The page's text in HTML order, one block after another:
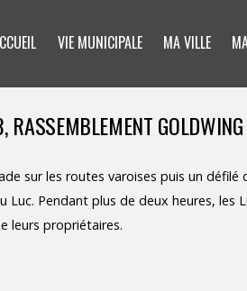
VIE MUNICIPALE MA VILLE
GOLDWING
sur les routes varoises puis un défilé
Luc. Pendant plus de deux heures, les
leurs propriétaires.